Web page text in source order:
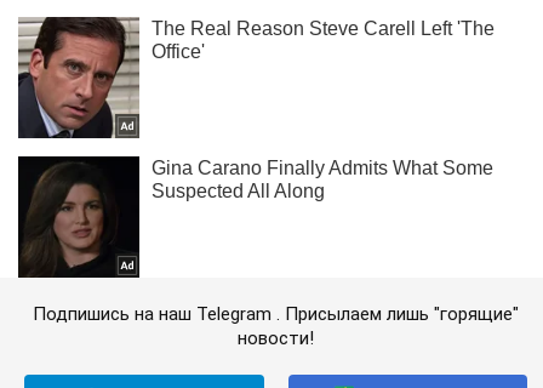
Подпишись на наш Telegram . Присылаем лишь "горящие"
новости!